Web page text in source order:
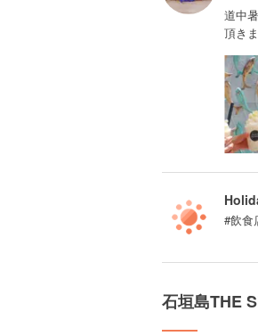
道中
頂き
#飲食
石垣島THE